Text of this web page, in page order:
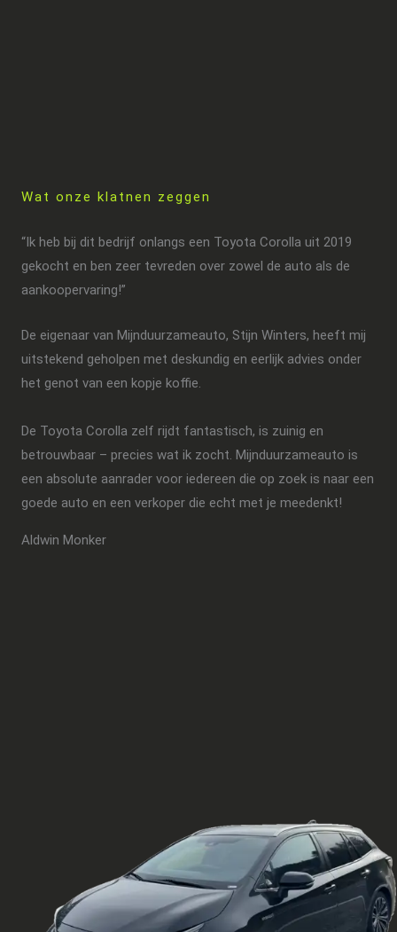
Wat onze klatnen zeggen
“Ik heb bij dit bedrijf onlangs een Toyota Corolla uit 2019
gekocht en ben zeer tevreden over zowel de auto als de
aankoopervaring!”
De eigenaar van Mijnduurzameauto, Stijn Winters, heeft mij
uitstekend geholpen met deskundig en eerlijk advies onder
het genot van een kopje koffie.
De Toyota Corolla zelf rijdt fantastisch, is zuinig en
betrouwbaar – precies wat ik zocht. Mijnduurzameauto is
een absolute aanrader voor iedereen die op zoek is naar een
goede auto en een verkoper die echt met je meedenkt!
Aldwin Monker